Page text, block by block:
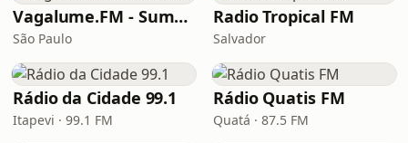
Vagalume.FM - Summer
São Paulo
Radio Tropical FM
Salvador
Rádio da Cidade 99.1
Itapevi · 99.1 FM
Rádio Quatis FM
Quatá · 87.5 FM